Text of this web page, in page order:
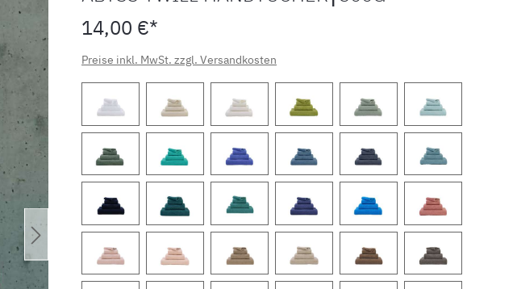
14,00 €*
Preise inkl. MwSt. zzgl. Versandkosten